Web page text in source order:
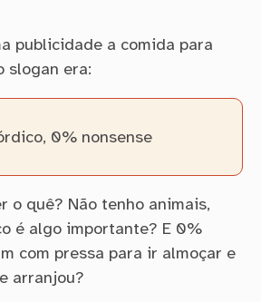
publicidade a comida para
slogan era:
0% nonsense
o quê? Não tenho animais,
é algo importante? E 0%
com pressa para ir almoçar e
arranjou?